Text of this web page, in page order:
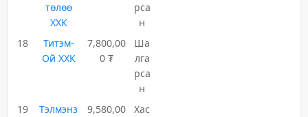
төлөө
ХХК
рса
н
18
Титэм-
Ой ХХК
7,800,00
0 ₮
Ша
лга
рса
н
19
Тэлмэнз
9,580,00
Хас